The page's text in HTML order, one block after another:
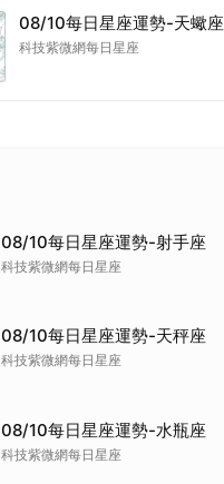
08/10每日星座運勢-天蠍座
科技紫微網每日星座
08/10每日星座運勢-射手座
科技紫微網每日星座
08/10每日星座運勢-天秤座
科技紫微網每日星座
08/10每日星座運勢-水瓶座
科技紫微網每日星座